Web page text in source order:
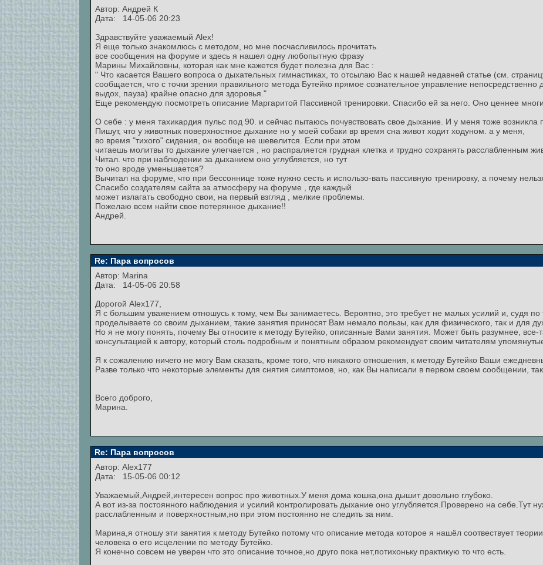
Автор: Андрей К
Дата: 14-05-06 20:23
Здравствуйте уважаемый Alex!
Я еще только знакомлюсь с методом, но мне посчасливилось прочитать
все сообщения на форуме и здесь я нашел одну любопытную фразу
Марины Михайловны, которая как мне кажется будет полезна для Вас :
" Что касается Вашего вопроса о дыхательных гимнастиках, то отсылаю Вас к нашей недавней статье (см.
сообщается, что с точки зрения правильного метода Бутейко прямое сознательное управление
выдох, пауза) крайне опасно для здоровья."
Еще рекомендую посмотреть описание Маргаритой Пассивной тренировки. Спасибо ей за него. Оно ценнее
О себе : у меня тахикардия пульс под 90. и сейчас пытаюсь почувствовать свое дыхание. И у меня тоже возникла
Пишут, что у животных поверхностное дыхание но у моей собаки вр время сна живот ходит ходуном. а у меня,
во время "тихого" сидения, он вообще не шевелится. Если при этом
читаешь молитвы то дыхание улегчается , но распраляется грудная клетка и трудно сохранять расслабленным
Читал. что при наблюдении за дыханием оно углубляется, но тут
то оно вроде уменьшается?
Вычитал на форуме, что при бессоннице тоже нужно сесть и использо-вать пассивную тренировку, а почему
Спасибо создателям сайта за атмосферу на форуме , где каждый
может излагать свободно свои, на первый взгляд , мелкие проблемы.
Пожелаю всем найти свое потерянное дыхание!!
Андрей.
Re: Пара вопросов
Автор: Marina
Дата: 14-05-06 20:58
Дорогой Alex177,
Я с большим уважением отношусь к тому, чем Вы занимаетесь. Вероятно, это требует не малых усилий и, судя по
проделываете со своим дыханием, такие занятия приносят Вам немало пользы, как для физического, так и для
Но я не могу понять, почему Вы относите к методу Бутейко, описанные Вами занятия. Может быть разумнее, все-
консультацией к автору, который столь подробным и понятным образом рекомендует своим читателям
Я к сожалению ничего не могу Вам сказать, кроме того, что никакого отношения, к методу Бутейко Ваши
Разве только что некоторые элементы для снятия симптомов, но, как Вы написали в первом своем сообщении,
Всего доброго,
Марина.
Re: Пара вопросов
Автор: Alex177
Дата: 15-05-06 00:12
Уважаемый,Андрей,интересен вопрос про животных.У меня дома кошка,она дышит довольно глубоко.
А вот из-за постоянного наблюдения и усилий контролировать дыхание оно углубляется.Проверено на себе.Тут
расслабленным и поверхностным,но при этом постоянно не следить за ним.
Марина,я отношу эти занятия к методу Бутейко потому что описание метода которое я нашёл соотвествует
человека о его исцелении по методу Бутейко.
Я конечно совсем не уверен что это описание точное,но друго пока нет,потихоньку практикую то что есть.